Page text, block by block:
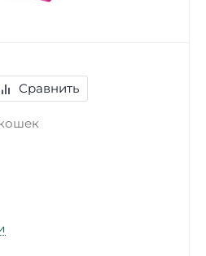
Сравнить